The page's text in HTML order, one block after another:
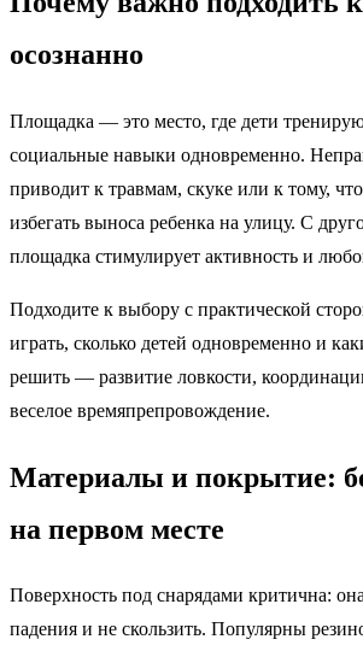
осознанно
Площадка — это место, где дети
социальные навыки одновременно.
приводит к травмам, скуке или к тому,
избегать выноса ребенка на улицу. С
площадка стимулирует активность и
Подходите к выбору с практической
играть, сколько детей одновременно и
решить — развитие ловкости,
веселое времяпрепровождение.
Материалы и покрытие:
на первом месте
Поверхность под снарядами критична:
падения и не скользить. Популярны